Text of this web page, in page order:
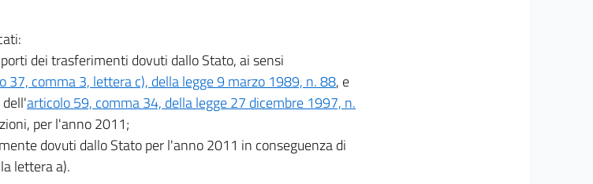
dei trasferimenti dovuti dallo Stato, ai sensi
37, comma 3, lettera c), della legge 9 marzo 1989, n. 88, e
articolo 59, comma 34, della legge 27 dicembre 1997, n.
per l'anno 2011;
dovuti dallo Stato per l'anno 2011 in conseguenza di
lettera a).